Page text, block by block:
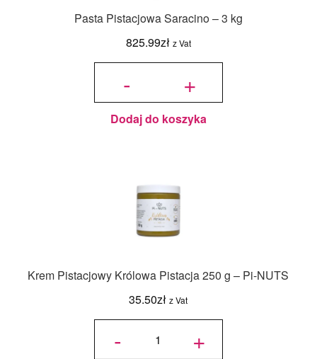
Pasta Pistacjowa Saracino – 3 kg
825.99zł z Vat
-
ilość Pasta
3 kg +
Dodaj do koszyka
Krem Pistacjowy Królowa Pistacja 250 g – Pi-NUTS
35.50zł z Vat
-
ilość Krem
Pistacja
250 g – Pi-
NUTS +